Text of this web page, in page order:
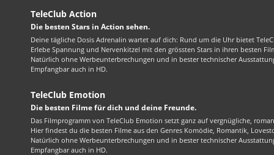
TeleClub Action
Die besten Stars in Action sehen.
Deine tägliche Dosis Adrenalin wartet auf dich: Rund um die Uhr bietet
Erlebe Spannung und Nervenkitzel mit den grössten Stars in ihren besten
Natürlich ohne Werbeunterbrechungen und in bester technischer
Empfangbar auch in HD.
TeleClub Emotion
Die besten Filme für dich und deine Freunde.
Das Filmprogramm von TeleClub Emotion setzt ganz auf vergnügliche,
Hier findest du die besten Filme aus den Genres Komödie, Romantik,
Natürlich ohne Werbeunterbrechungen und in bester technischer
Empfangbar auch in HD.